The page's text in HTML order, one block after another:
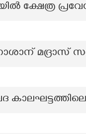
ക്ഷേത്ര
മദ്രാസ്